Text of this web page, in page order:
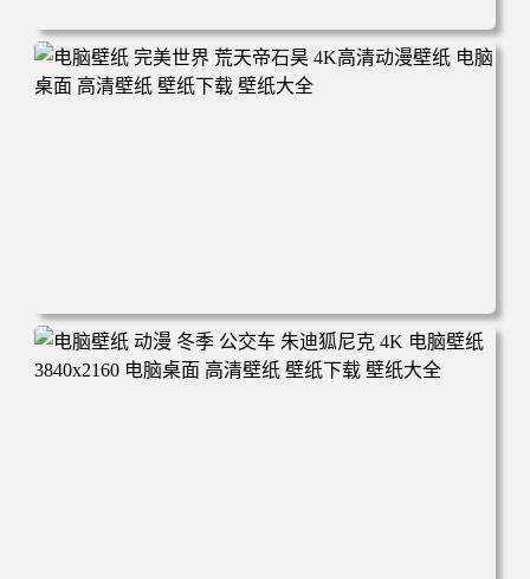
电脑壁纸 动漫 无限 罗小黑 罗小黑战记 罗小黑战记2 风息
鹿野师姐 电脑桌面 高清壁纸 壁纸下载 壁纸大全
电脑壁纸 完美世界 荒天帝石昊 4K高清动漫壁纸 电脑桌面
高清壁纸 壁纸下载 壁纸大全